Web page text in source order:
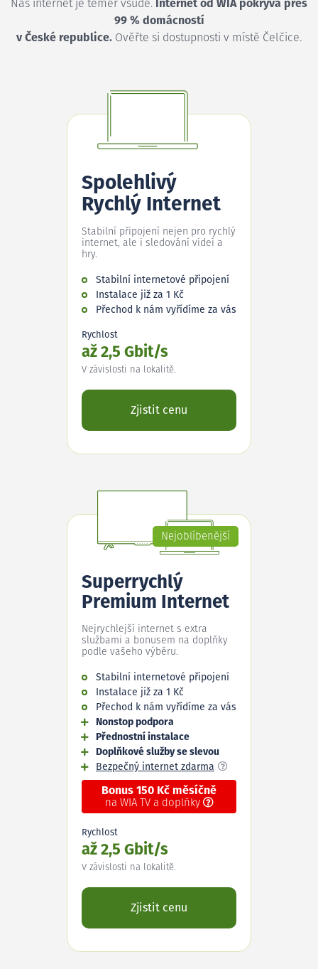
Náš internet je téměř všude. Internet od WIA pokrývá přes
99 % domácností
v České republice. Ověřte si dostupnosti v místě Čelčice.
Spolehlivý
Rychlý Internet
Stabilní připojení nejen pro rychlý
internet, ale i sledování videí a
hry.
Stabilní internetové připojení
Instalace již za 1 Kč
Přechod k nám vyřídíme za vás
Rychlost
až 2,5 Gbit/s
V závislosti na lokalitě.
Zjistit cenu
Nejoblíbenější
Superrychlý
Premium Internet
Nejrychlejší internet s extra
službami a bonusem na doplňky
podle vašeho výběru.
Stabilní internetové připojení
Instalace již za 1 Kč
Přechod k nám vyřídíme za vás
Nonstop podpora
Přednostní instalace
Doplňkové služby se slevou
Bezpečný internet zdarma
Bonus 150 Kč měsíčně
na WIA TV a doplňky
Rychlost
až 2,5 Gbit/s
V závislosti na lokalitě.
Zjistit cenu